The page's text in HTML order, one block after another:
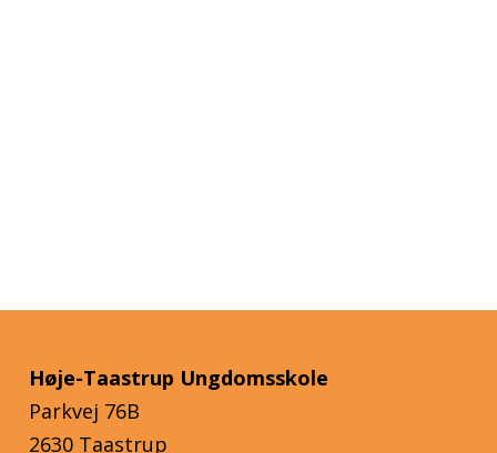
Høje-Taastrup Ungdomsskole
Parkvej 76B
2630 Taastrup